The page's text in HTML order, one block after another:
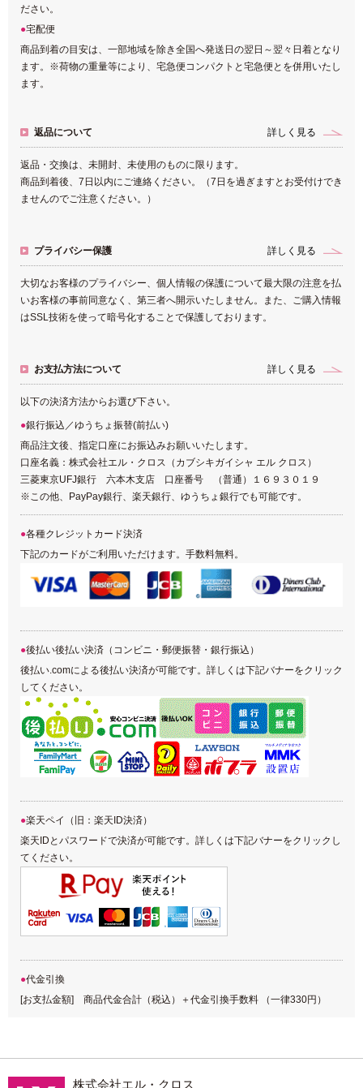
ださい。
宅配便
商品到着の目安は、一部地域を除き全国へ発送日の翌日～翌々日着となり
ます。※荷物の重量等により、宅急便コンパクトと宅急便とを併用いたし
ます。
返品について 詳しく見る
返品・交換は、未開封、未使用のものに限ります。
商品到着後、7日以内にご連絡ください。（7日を過ぎますとお受付けでき
ませんのでご注意ください。）
プライバシー保護 詳しく見る
大切なお客様のプライバシー、個人情報の保護について最大限の注意を払
いお客様の事前同意なく、第三者へ開示いたしません。また、ご購入情報
はSSL技術を使って暗号化することで保護しております。
お支払方法について 詳しく見る
以下の決済方法からお選び下さい。
銀行振込／ゆうちょ振替(前払い)
商品注文後、指定口座にお振込みお願いいたします。
口座名義：株式会社エル・クロス（カブシキガイシャ エル クロス）
三菱東京UFJ銀行 六本木支店 口座番号 （普通）１６９３０１９
※この他、PayPay銀行、楽天銀行、ゆうちょ銀行でも可能です。
各種クレジットカード決済
下記のカードがご利用いただけます。手数料無料。
後払い後払い決済（コンビニ・郵便振替・銀行振込）
後払い.comによる後払い決済が可能です。詳しくは下記バナーをクリック
してください。
楽天ペイ（旧：楽天ID決済）
楽天IDとパスワードで決済が可能です。詳しくは下記バナーをクリックし
てください。
代金引換
[お支払金額] 商品代金合計（税込）＋代金引換手数料 （一律330円）
株式会社エル・クロス